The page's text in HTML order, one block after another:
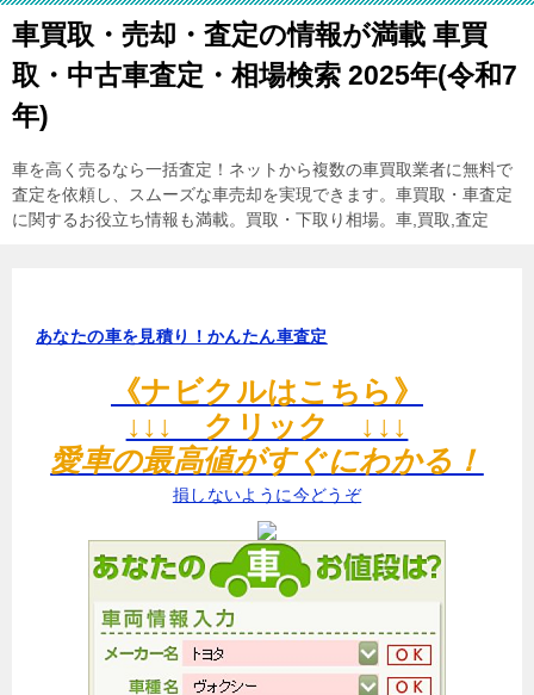
車買取・売却・査定の情報が満載 車買
取・中古車査定・相場検索 2025年(令和7
年)
車を高く売るなら一括査定！ネットから複数の車買取業者に無料で
査定を依頼し、スムーズな車売却を実現できます。車買取・車査定
に関するお役立ち情報も満載。買取・下取り相場。車,買取,査定
あなたの車を見積り！かんたん車査定
《ナビクルはこちら》
↓↓↓ クリック ↓↓↓
愛車の最高値がすぐにわかる！
損しないように今どうぞ